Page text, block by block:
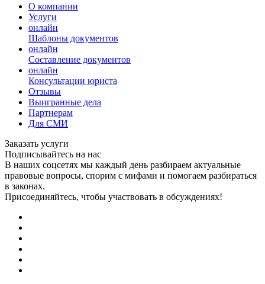
О компании
Услуги
онлайн
Шаблоны документов
онлайн
Составление документов
онлайн
Консультации юриста
Отзывы
Выигранные дела
Партнерам
Для СМИ
Заказать услуги
Подписывайтесь на нас
В наших соцсетях мы каждый день разбираем актуальные
правовые вопросы, спорим с мифами и помогаем разбираться
в законах.
Присоединяйтесь, чтобы участвовать в обсуждениях!